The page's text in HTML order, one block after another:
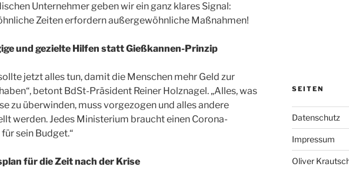
Unternehmer geben wir ein ganz klares Signal:
Zeiten erfordern außergewöhnliche Maßnahmen!
und gezielte Hilfen statt Gießkannen-Prinzip
jetzt alles tun, damit die Menschen mehr Geld zur
betont BdSt-Präsident Reiner Holznagel. „Alles, was
zu überwinden, muss vorgezogen und alles andere
werden. Jedes Ministerium braucht einen Corona-
sein Budget.“
für die Zeit nach der Krise
SEITEN
Datenschutz
Impressum
Oliver